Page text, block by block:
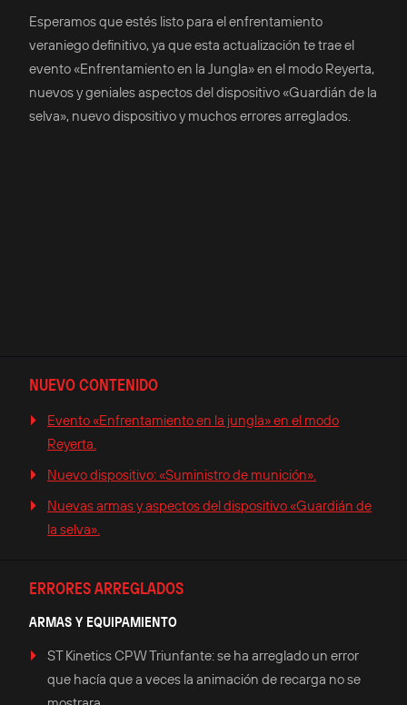
Esperamos que estés listo para el enfrentamiento
veraniego definitivo, ya que esta actualización te trae el
evento «Enfrentamiento en la Jungla» en el modo Reyerta,
nuevos y geniales aspectos del dispositivo «Guardián de la
selva», nuevo dispositivo y muchos errores arreglados.
NUEVO CONTENIDO
Evento «Enfrentamiento en la jungla» en el modo
Reyerta.
Nuevo dispositivo: «Suministro de munición».
Nuevas armas y aspectos del dispositivo «Guardián de
la selva».
ERRORES ARREGLADOS
ARMAS Y EQUIPAMIENTO
ST Kinetics CPW Triunfante: se ha arreglado un error
que hacía que a veces la animación de recarga no se